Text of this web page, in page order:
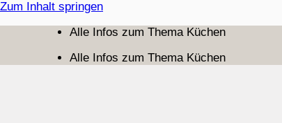
Zum Inhalt springen
Alle Infos zum Thema Küchen
Alle Infos zum Thema Küchen